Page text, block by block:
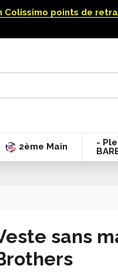
points de
2ème Main
-
sans